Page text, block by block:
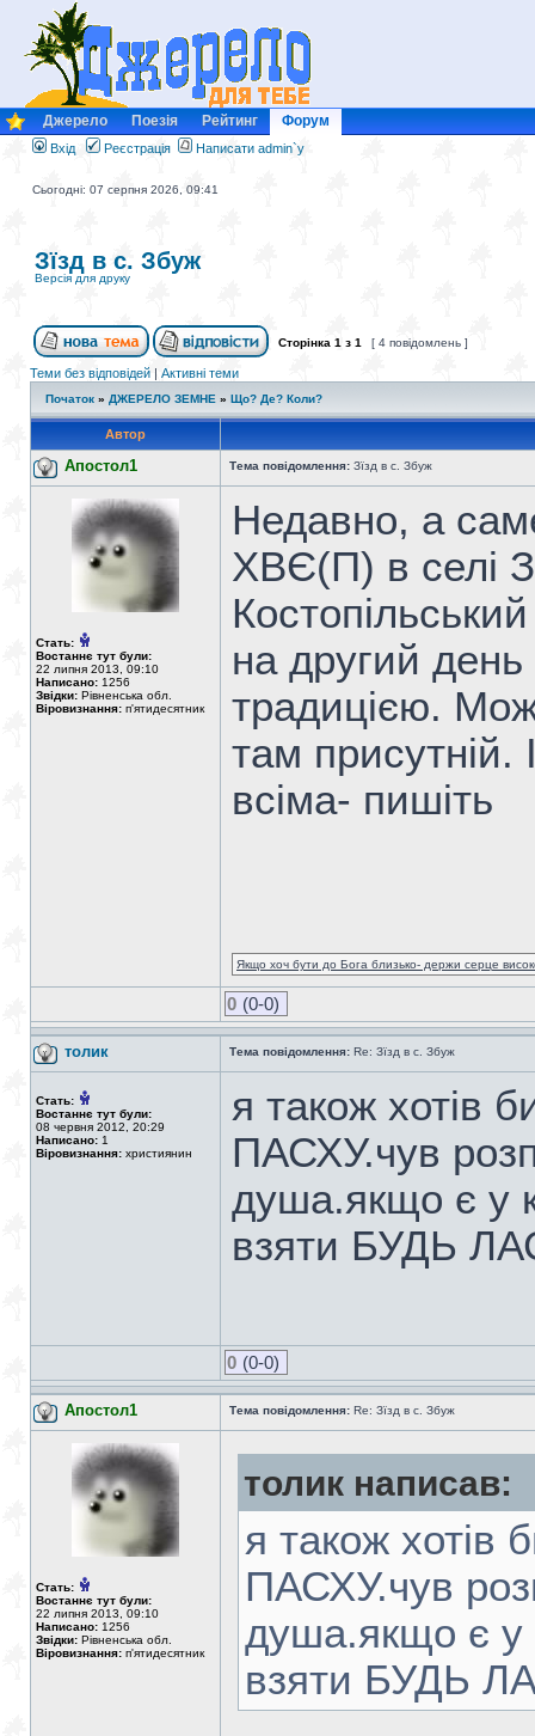
Джерело Поезія Рейтинг Форум
Вхід Реєстрація Написати admin`у
Сьогодні: 07 серпня 2026, 09:41
Зїзд в с. Збуж
Версія для друку
Сторінка 1 з 1 [ 4 повідомлень ]
Теми без відповідей | Активні теми
Початок » ДЖЕРЕЛО ЗЕМНЕ » Що? Де? Коли?
Автор
Апостол1 Тема повідомлення: Зїзд в с. Збуж
Стать:
Востаннє тут були:
22 липня 2013, 09:10
Написано: 1256
Звідки: Рівненська обл.
Віровизнання: п'ятидесятник
Недавно, а
ХВЄ(П) в селі
на другий
традицією.
там присутній.
всіма- пишіть
Якщо хоч бути до Бога близько- держи серце
0 (0-0)
толик Тема повідомлення: Re: Зїзд в с. Збуж
Стать:
Востаннє тут були:
08 червня 2012, 20:29
Написано: 1
Віровизнання: християнин
я також хотів
ПАСХУ.чув
душа.якщо є у
взяти БУДЬ
0 (0-0)
Апостол1 Тема повідомлення: Re: Зїзд в с. Збуж
Стать:
Востаннє тут були:
22 липня 2013, 09:10
Написано: 1256
Звідки: Рівненська обл.
Віровизнання: п'ятидесятник
толик написав:
я також хотів
ПАСХУ.чув
душа.якщо є у
взяти БУДЬ